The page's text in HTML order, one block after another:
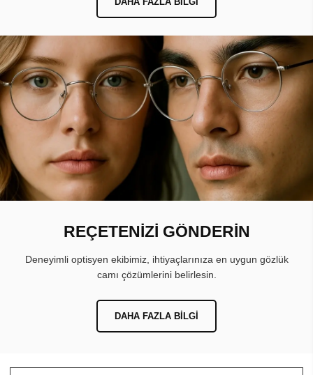
REÇETENİZİ GÖNDERİN
Deneyimli optisyen ekibimiz, ihtiyaçlarınıza en uygun gözlük
camı çözümlerini belirlesin.
DAHA FAZLA BILGI